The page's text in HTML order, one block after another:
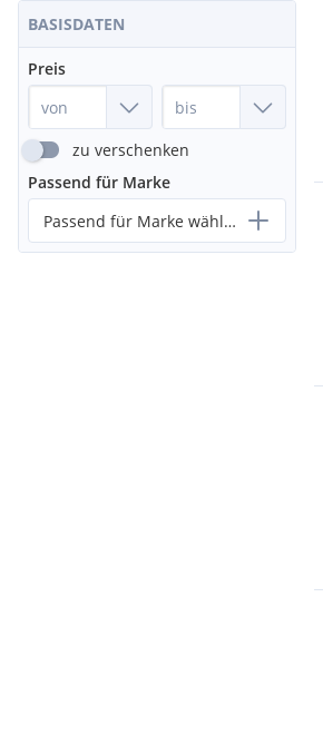
BASISDATEN
Preis
zu verschenken
Passend für Marke
Passend für Marke wählen...